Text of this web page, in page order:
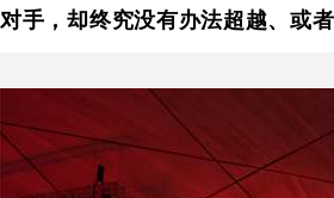
对手，却终究没有办法超越、或